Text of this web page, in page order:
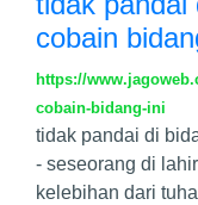
cobain
https://
cobain-bidang-ini
tidak pandai di
- seseorang di
kelebihan dari